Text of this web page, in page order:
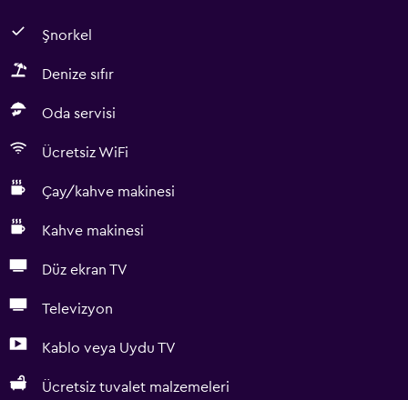
Şnorkel
Denize sıfır
Oda servisi
Ücretsiz WiFi
Çay/kahve makinesi
Kahve makinesi
Düz ekran TV
Televizyon
Kablo veya Uydu TV
Ücretsiz tuvalet malzemeleri